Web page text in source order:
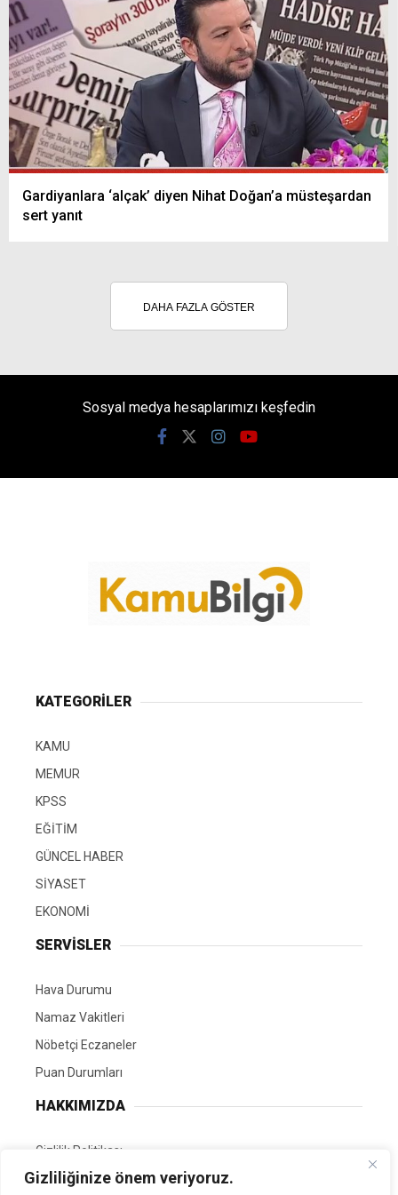
Gizliliğinize önem veriyoruz.
Gardiyanlara ‘alçak’ diyen Nihat Doğan’a müsteşardan
sert yanıt
DAHA FAZLA GÖSTER
Sosyal medya hesaplarımızı keşfedin
KATEGORİLER
KAMU
MEMUR
KPSS
EĞİTİM
GÜNCEL HABER
SİYASET
EKONOMİ
SERVİSLER
Hava Durumu
Namaz Vakitleri
Nöbetçi Eczaneler
Puan Durumları
HAKKIMIZDA
Gizlilik Politikası
GÖNÜLLÜ EDİTÖRÜMÜZ OL